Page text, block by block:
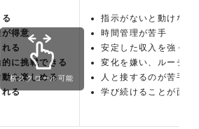
得意
る
に挑戦できる
を楽しめる
れる
指示がないと動けない
時間管理が苦手
安定した収入を強く求
変化を嫌い、ルーチン
人と接するのが苦手、
学び続けることが面倒
横スクロール可能